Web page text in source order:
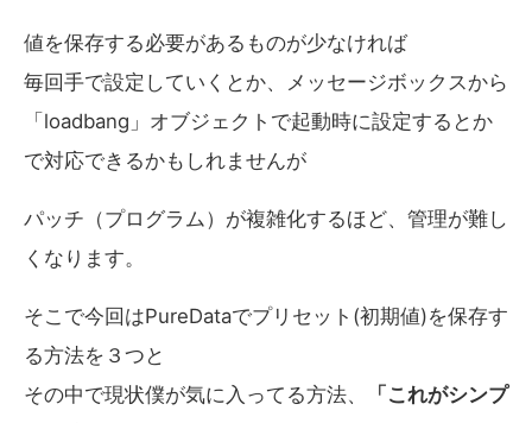
値を保存する必要があるものが少なければ
毎回手で設定していくとか、メッセージボックスから
「loadbang」オブジェクトで起動時に設定するとか
で対応できるかもしれませんが
パッチ（プログラム）が複雑化するほど、管理が難し
くなります。
そこで今回はPureDataでプリセット(初期値)を保存す
る方法を３つと
その中で現状僕が気に入ってる方法、
「これがシンプ